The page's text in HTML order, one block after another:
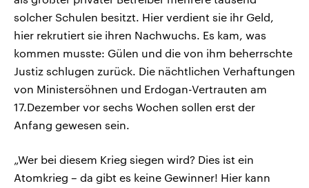
solcher Schulen besitzt. Hier verdient sie ihr Geld,
hier rekrutiert sie ihren Nachwuchs. Es kam, was
kommen musste: Gülen und die von ihm beherrschte
Justiz schlugen zurück. Die nächtlichen Verhaftungen
von Ministersöhnen und Erdogan-Vertrauten am
17.Dezember vor sechs Wochen sollen erst der
Anfang gewesen sein.
„Wer bei diesem Krieg siegen wird? Dies ist ein
Atomkrieg – da gibt es keine Gewinner! Hier kann